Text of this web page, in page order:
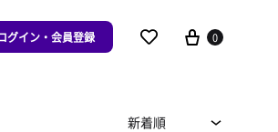
グイン・会員登録 0
新着順